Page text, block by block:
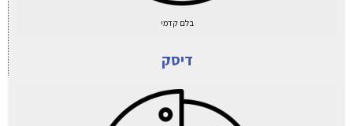
בלם קדמי
דיסק